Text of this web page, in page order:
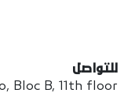
للتواصل
Bloc B, 11th floor